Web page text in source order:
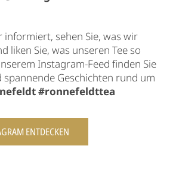
informiert, sehen Sie, was wir
liken Sie, was unseren Tee so
Instagram-Feed finden Sie
Geschichten rund um
#ronnefeldttea
ENTDECKEN